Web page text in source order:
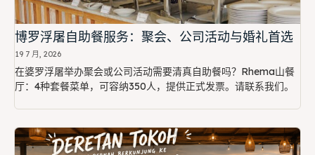
博罗浮屠自助餐服务：聚会、公司活动与婚礼首选
19 7 月, 2026
在婆罗浮屠举办聚会或公司活动需要清真自助餐吗？Rhema山餐
厅：4种套餐菜单，可容纳350人，提供正式发票。请联系我们。